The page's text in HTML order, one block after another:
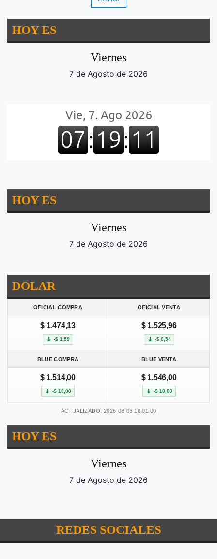
HOY ES
Viernes
7 de Agosto de 2026
HOY ES
Viernes
7 de Agosto de 2026
DOLAR
OFICIAL COMPRA OFICIAL VENTA
$ 1.474,13
-$ 1,59
$ 1.525,96
-$ 0,54
BLUE COMPRA BLUE VENTA
$ 1.514,00
-$ 10,00
$ 1.546,00
-$ 10,00
ACTUALIZADO: 2026-08-06 18:01:00
HOY ES
Viernes
7 de Agosto de 2026
REDES SOCIALES